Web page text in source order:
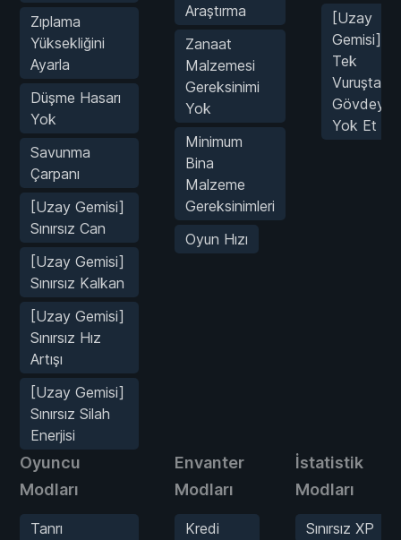
Zıplama
Yüksekliğini
Ayarla
Düşme Hasarı
Yok
Savunma
Çarpanı
[Uzay Gemisi]
Sınırsız Can
[Uzay Gemisi]
Sınırsız Kalkan
[Uzay Gemisi]
Sınırsız Hız
Artışı
[Uzay Gemisi]
Sınırsız Silah
Enerjisi
Araştırma
Zanaat
Malzemesi
Gereksinimi
Yok
Minimum
Bina
Malzeme
Gereksinimleri
Oyun Hızı
[Uzay
Gemisi]
Tek
Vuruşta
Gövdeyi
Yok Et
Oyuncu
Modları
Tanrı
Envanter
Modları
Kredi
İstatistik
Modları
Sınırsız XP